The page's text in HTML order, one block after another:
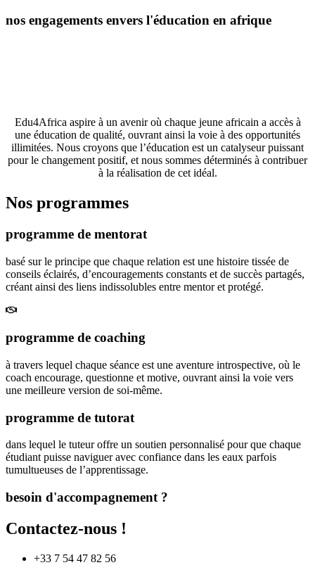
nos engagements envers l'éducation en afrique
Edu4Africa aspire à un avenir où chaque jeune africain a accès à
une éducation de qualité, ouvrant ainsi la voie à des opportunités
illimitées. Nous croyons que l’éducation est un catalyseur puissant
pour le changement positif, et nous sommes déterminés à contribuer
à la réalisation de cet idéal.
Nos programmes
programme de mentorat
basé sur le principe que chaque relation est une histoire tissée de
conseils éclairés, d’encouragements constants et de succès partagés,
créant ainsi des liens indissolubles entre mentor et protégé.
programme de coaching
à travers lequel chaque séance est une aventure introspective, où le
coach encourage, questionne et motive, ouvrant ainsi la voie vers
une meilleure version de soi-même.
programme de tutorat
dans lequel le tuteur offre un soutien personnalisé pour que chaque
étudiant puisse naviguer avec confiance dans les eaux parfois
tumultueuses de l’apprentissage.
besoin d'accompagnement ?
Contactez-nous !
+33 7 54 47 82 56